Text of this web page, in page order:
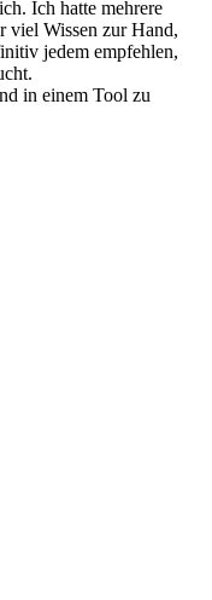
Ich hatte mehrere
viel Wissen zur Hand,
jedem empfehlen,
in einem Tool zu